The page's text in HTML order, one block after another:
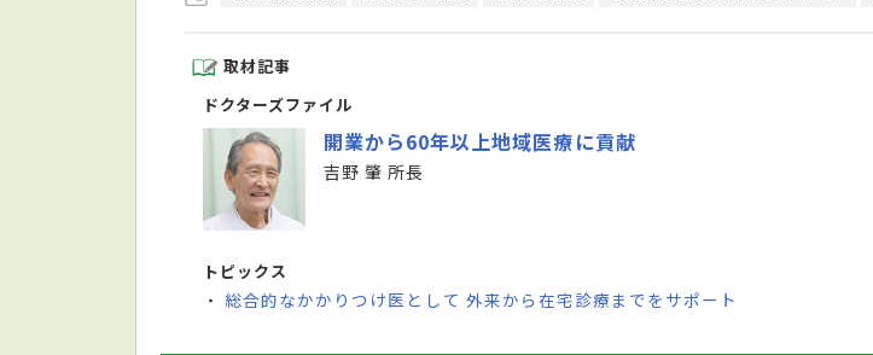
取材記事
ドクターズファイル
開業から60年以上地域医療に貢献
吉野 肇 所長
トピックス
・総合的なかかりつけ医として 外来から在宅診療までをサポート